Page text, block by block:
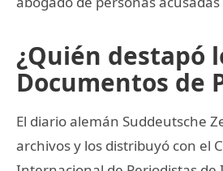
¿Quién destapó
Documentos de
El diario alemán Suddeutsche
archivos y los distribuyó con el